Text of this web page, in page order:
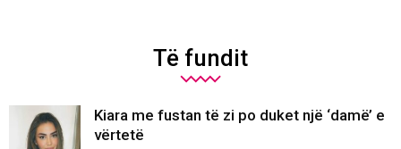
Të fundit
Kiara me fustan të zi po duket një ‘damë’ e
vërtetë